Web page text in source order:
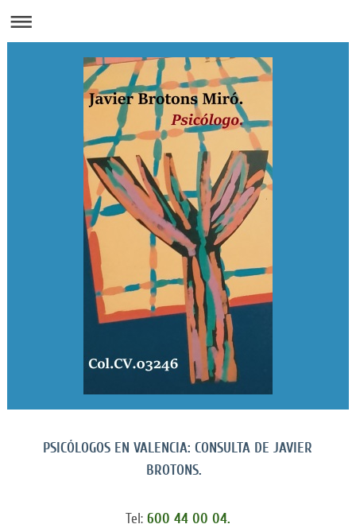
PSICÓLOGOS EN VALENCIA: CONSULTA DE JAVIER
BROTONS.
Tel: 600 44 00 04.